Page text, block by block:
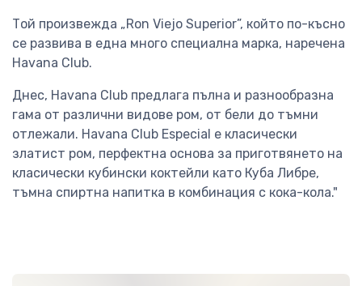
Той произвежда „Ron Viejo Superior”, който по-късно
се развива в една много специална марка, наречена
Havana Club.
Днес, Havana Club предлага пълна и разнообразна
гама от различни видове ром, от бели до тъмни
отлежали. Havana Club Especial е класически
златист ром, перфектна основа за приготвянето на
класически кубински коктейли като Куба Либре,
тъмна спиртна напитка в комбинация с кока-кола."